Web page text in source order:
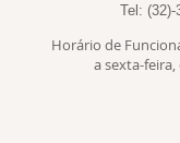
Tel: (32)-
Horário de
a sexta-feira,